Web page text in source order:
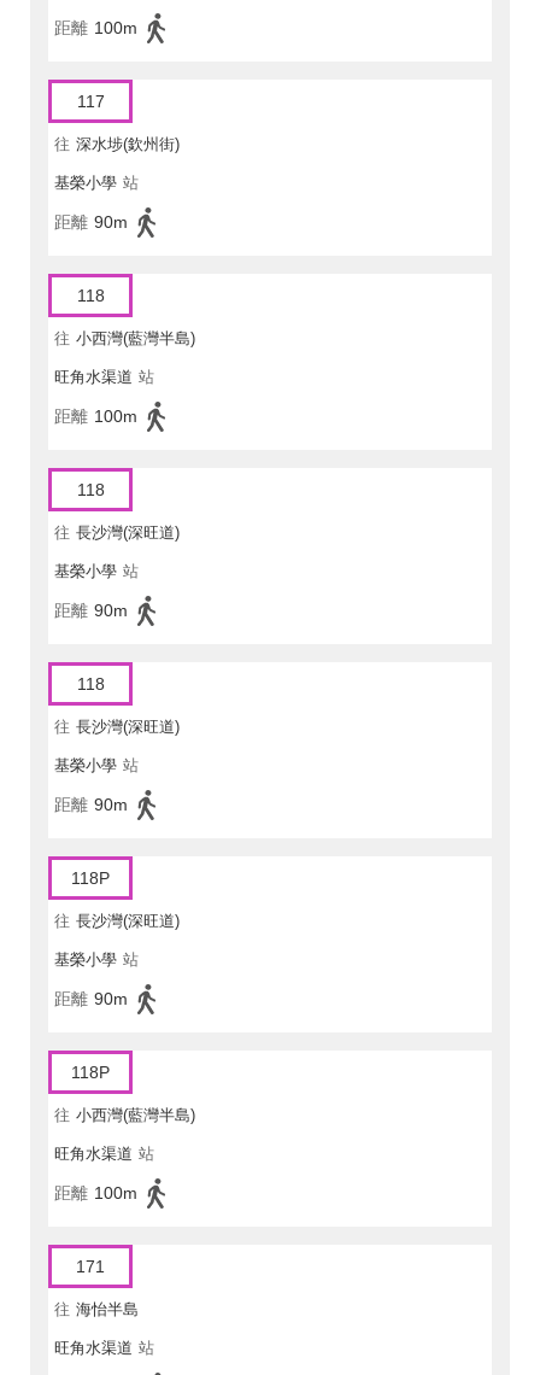
距離 100m
117
往 深水埗(欽州街)
基榮小學 站
距離 90m
118
往 小西灣(藍灣半島)
旺角水渠道 站
距離 100m
118
往 長沙灣(深旺道)
基榮小學 站
距離 90m
118
往 長沙灣(深旺道)
基榮小學 站
距離 90m
118P
往 長沙灣(深旺道)
基榮小學 站
距離 90m
118P
往 小西灣(藍灣半島)
旺角水渠道 站
距離 100m
171
往 海怡半島
旺角水渠道 站